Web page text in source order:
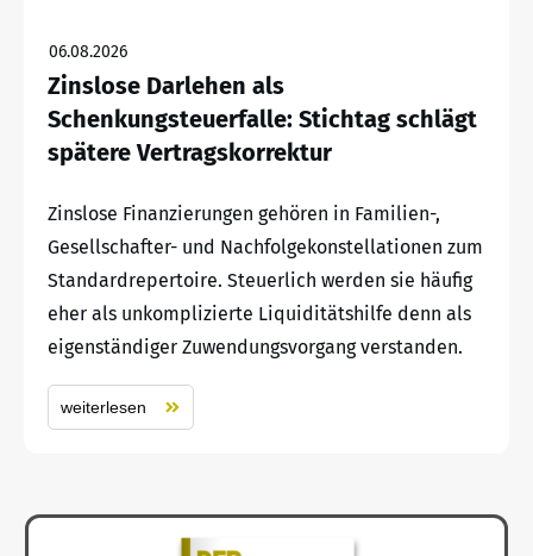
06.08.2026
Zinslose Darlehen als
Schenkungsteuerfalle: Stichtag schlägt
spätere Vertragskorrektur
Zinslose Finanzierungen gehören in Familien-,
Gesellschafter- und Nachfolgekonstellationen zum
Standardrepertoire. Steuerlich werden sie häufig
eher als unkomplizierte Liquiditätshilfe denn als
eigenständiger Zuwendungsvorgang verstanden.
weiterlesen